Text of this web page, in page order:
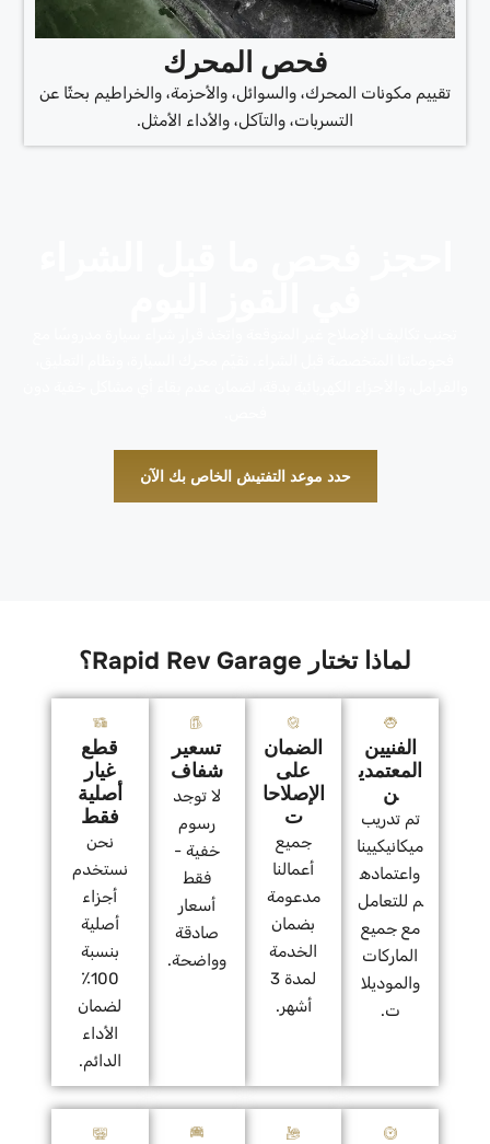
فحص المحرك
تقييم مكونات المحرك، والسوائل، والأحزمة، والخراطيم بحثًا عن
التسربات، والتآكل، والأداء الأمثل.
حدد موعد التفتيش الخاص بك الآن
لماذا تختار Rapid Rev Garage؟
الفنيين
المعتمدي
ن
تم تدريب
ميكانيكيينا
واعتماده
م للتعامل
مع جميع
الماركات
والموديلا
ت.
الضمان
على
الإصلاحا
ت
جميع
أعمالنا
مدعومة
بضمان
الخدمة
لمدة 3
أشهر.
تسعير
شفاف
لا توجد
رسوم
خفية -
فقط
أسعار
صادقة
وواضحة.
قطع
غيار
أصلية
فقط
نحن
نستخدم
أجزاء
أصلية
بنسبة
100٪
لضمان
الأداء
الدائم.